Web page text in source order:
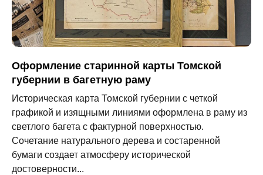
Оформление старинной карты Томской
губернии в багетную раму
Историческая карта Томской губернии с четкой
графикой и изящными линиями оформлена в раму из
светлого багета с фактурной поверхностью.
Сочетание натурального дерева и состаренной
бумаги создает атмосферу исторической
достоверности...